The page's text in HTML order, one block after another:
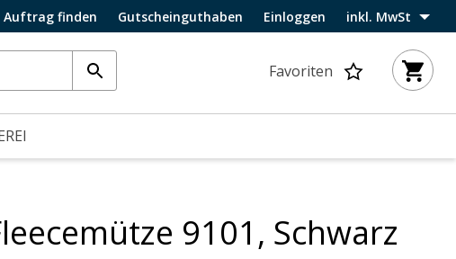
Auftrag finden Gutscheinguthaben Einloggen inkl. MwSt
Favoriten
9101, Schwarz